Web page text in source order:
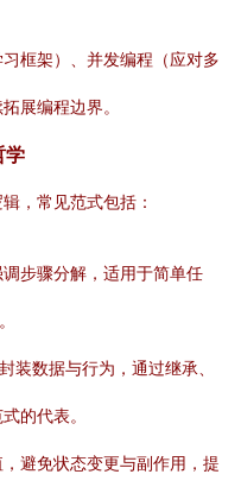
框架）、并发编程（应对多
展编程边界。
学
，常见范式包括：
调步骤分解，适用于简单任
装数据与行为，通过继承、
的代表。
避免状态变更与副作用，提